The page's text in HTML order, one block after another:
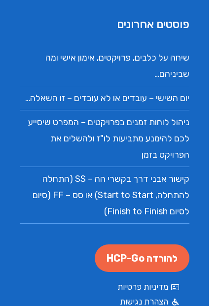
פוסטים אחרונים
שיחה על כלבים, פרויקטים, אימון אישי ומה
שביניהם…
יום השישי – עובדים או לא עובדים – זו השאלה…
ניהול לוחות זמנים בפרויקטים – המפרט שיסייע
לכם להימנע מתביעות לו"ז ולהשלים את
הפרויקט בזמן
קישור אבני דרך בקשרי הה – SS (התחלה
להתחלה, Start to Start) או סס – FF (סיום
לסיום Finish to Finish)
להורדה HCP-Go
מדיניות פרטיות
הצהרת נגישות